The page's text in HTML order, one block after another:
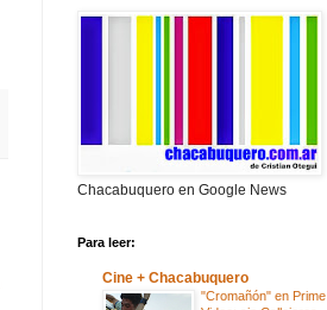
Chacabuquero en Google News
Para leer:
Cine + Chacabuquero
"Cromañón" en Prime